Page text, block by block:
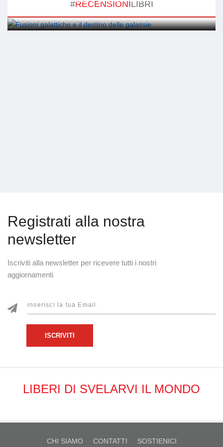
#RECENSIONILIBRI
Registrati alla nostra
newsletter
Iscriviti alla newsletter per ricevere tutti i nostri
aggiornamenti
ISCRIVITI
LIBERI DI SVELARVI IL MONDO
CHI SIAMO CONTATTI SOSTIENICI